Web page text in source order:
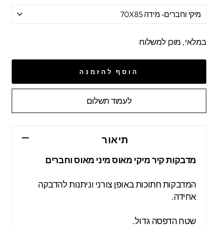
במלאי, מוכן למשלוח
הוסף להזמנה
לעמוד תשלום
תיאור
מדבקות קיר מיקי מאוס מיני מאוס וחברים
המדבקות חתוכות באופן צורני וניתנות להדבקה
אחידה.
שטח הדפסה גדול.